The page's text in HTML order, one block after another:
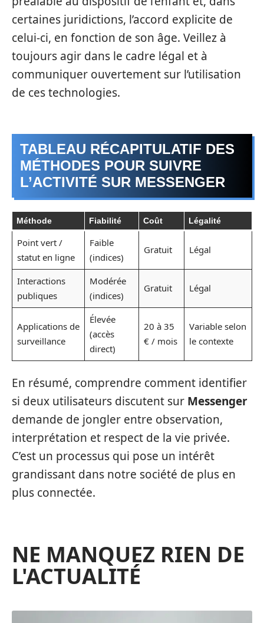
certaines juridictions, l’accord explicite de
celui-ci, en fonction de son âge. Veillez à
toujours agir dans le cadre légal et à
communiquer ouvertement sur l’utilisation
de ces technologies.
TABLEAU RÉCAPITULATIF DES
MÉTHODES POUR SUIVRE
L’ACTIVITÉ SUR MESSENGER
Méthode Fiabilité Coût Légalité
Point vert /
statut en ligne
Faible
(indices)
Gratuit Légal
Interactions
publiques
Modérée
(indices)
Gratuit Légal
Applications de
surveillance
Élevée
(accès
direct)
20 à 35
€ / mois
Variable selon
le contexte
En résumé, comprendre comment identifier
si deux utilisateurs discutent sur Messenger
demande de jongler entre observation,
interprétation et respect de la vie privée.
C’est un processus qui pose un intérêt
grandissant dans notre société de plus en
plus connectée.
NE MANQUEZ RIEN DE
L'ACTUALITÉ